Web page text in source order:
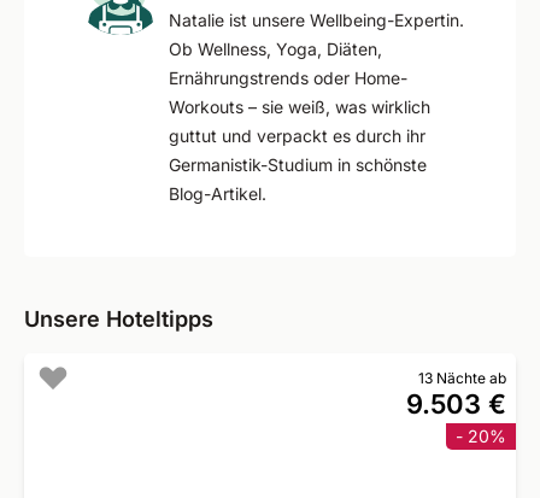
Natalie ist unsere Wellbeing-Expertin.
Ob Wellness, Yoga, Diäten,
Ernährungstrends oder Home-
Workouts – sie weiß, was wirklich
guttut und verpackt es durch ihr
Germanistik-Studium in schönste
Blog-Artikel.
Unsere Hoteltipps
13 Nächte ab
9.503 €
- 20%